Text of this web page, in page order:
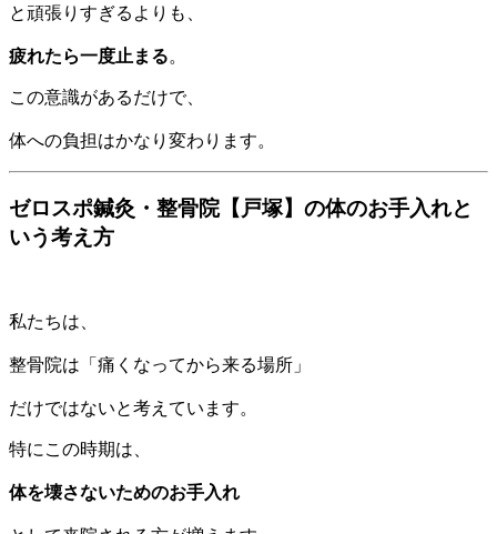
と頑張りすぎるよりも、
疲れたら一度止まる。
この意識があるだけで、
体への負担はかなり変わります。
ゼロスポ鍼灸・整骨院【戸塚】の体のお手入れと
いう考え方
私たちは、
整骨院は「痛くなってから来る場所」
だけではないと考えています。
特にこの時期は、
体を壊さないためのお手入れ